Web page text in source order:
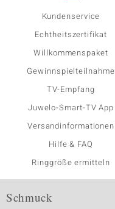
Kundenservice
Echtheitszertifikat
Willkommenspaket
Gewinnspielteilnahme
TV-Empfang
Juwelo-Smart-TV App
Versandinformationen
Hilfe & FAQ
Ringgröße ermitteln
Schmuck